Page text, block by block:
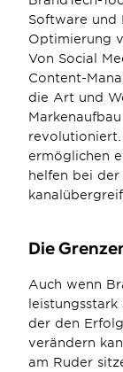
Software und
Optimierung
Von Social
Content-
die Art und
revolutioniert.
ermöglichen
helfen bei
Die
Auch wenn
der den
verändern
am Ruder